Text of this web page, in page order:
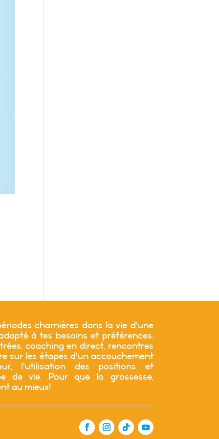
charnières dans la vie d’une
à tes besoins et préférences.
coaching en direct, rencontres
sur les étapes d’un accouchement
l’utilisation des positions et
de vie. Pour que la grossesse,
au mieux!